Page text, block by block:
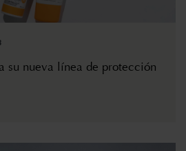
su nueva línea de protección